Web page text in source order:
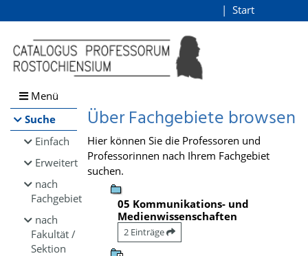
Browsen
direkt zum Inhalt
Start
Menü
Suche
Einfach
Erweitert
nach
Fachgebiet
nach
Fakultät /
Sektion
Über Fachgebiete browsen
Hier können Sie die Professoren und
Professorinnen nach Ihrem Fachgebiet
suchen.
05 Kommunikations- und
Medienwissenschaften
2 Einträge